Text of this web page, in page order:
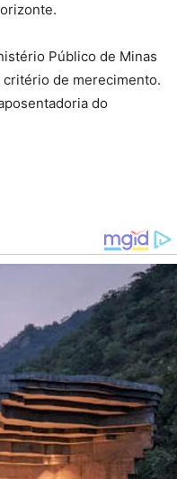
Público de Minas
de merecimento.
do